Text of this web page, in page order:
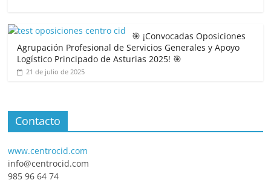
🎯 ¡Convocadas Oposiciones
Agrupación Profesional de Servicios Generales y Apoyo
Logístico Principado de Asturias 2025! 🎯
21 de julio de 2025
Contacto
www.centrocid.com
info@centrocid.com
985 96 64 74